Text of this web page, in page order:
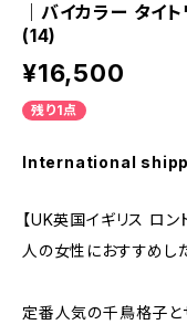
｜バイカラー タイ
(14)
¥16,500
残り1点
International
【UK英国イギリス ロン
人の女性におすすめし
定番人気の千鳥格子と